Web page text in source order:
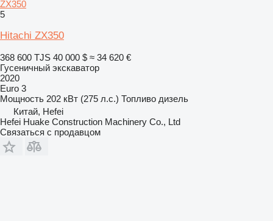
ZX350
5
Hitachi ZX350
368 600 TJS 40 000 $ ≈ 34 620 €
Гусеничный экскаватор
2020
Euro 3
Мощность 202 кВт (275 л.с.) Топливо дизель
Китай, Hefei
Hefei Huake Construction Machinery Co., Ltd
Связаться с продавцом